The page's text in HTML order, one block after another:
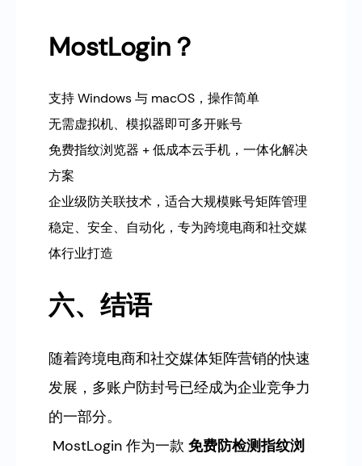
MostLogin？
支持 Windows 与 macOS，操作简单
无需虚拟机、模拟器即可多开账号
免费指纹浏览器 + 低成本云手机，一体化解决
方案
企业级防关联技术，适合大规模账号矩阵管理
稳定、安全、自动化，专为跨境电商和社交媒
体行业打造
六、结语
随着跨境电商和社交媒体矩阵营销的快速
发展，多账户防封号已经成为企业竞争力
的一部分。
MostLogin 作为一款 免费防检测指纹浏